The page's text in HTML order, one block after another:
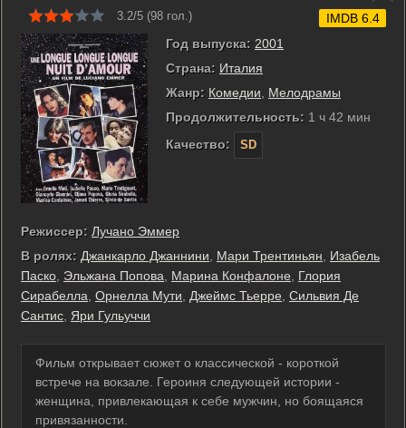
3.2/5 (98 гол.)
Год выпуска: 2001
Страна: Италия
Жанр: Комедии
Мелодрамы
Продолжительность: 1 ч 42 мин
Качество:
SD
IMDB 6.4
Режиссер: Лучано Эммер
В ролях: Джанкарло Джаннини Мари Трентиньян
Изабель
Паско Эльжана Попова Марина Конфалоне
Глория
Сирабелла Орнелла Мути Джеймс Тьерре Сильвия Де
Сантис Яри Гульуччи
Фильм открывает сюжет о классической - короткой
встрече на вокзале. Героиня следующей истории -
женщина, привлекающая к себе мужчин, но боящаяся
привязанности.